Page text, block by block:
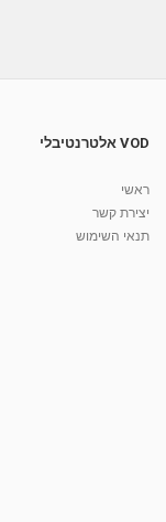
בייבי יוגה בפראנה
מאת vod-galit 10 שנים
קרין גורן - העוגה
יוסי שר - מתמחה
רנה רז-גילו -טיפול
VOD אלטרנטיבלי
ראשי
יצירת קשר
תנאי השימוש